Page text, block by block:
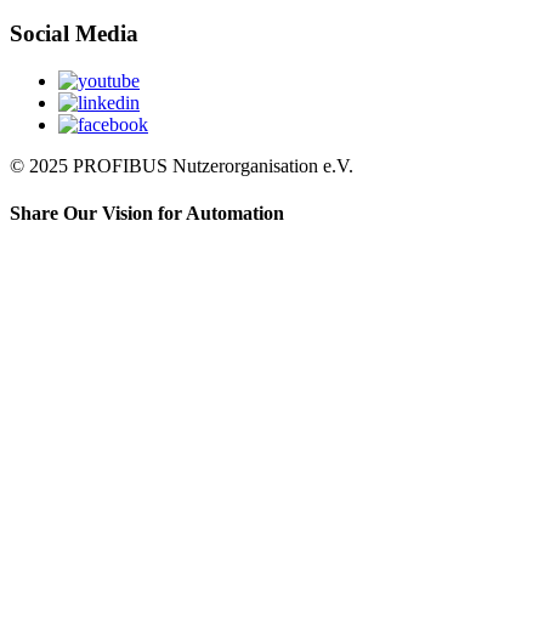
Social Media
© 2025 PROFIBUS Nutzerorganisation e.V.
Share Our Vision for Automation